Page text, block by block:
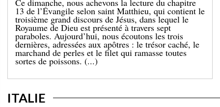
miracle de la multiplication des pains pour une
grande foule, dans un lieu désert. Le récit se
terminait par le ramassage de douze paniers remplis
de restes. Cet événement est suivi de l’épisode bien
connu d’aujourd’hui, dans lequel Jésus marche sur la
mer. [...]